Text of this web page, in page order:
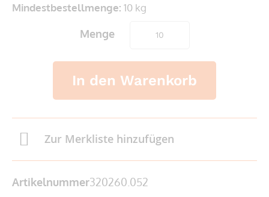
Mindestbestellmenge: 10 kg
Menge
In den Warenkorb
Zur Merkliste hinzufügen
Artikelnummer320260.052